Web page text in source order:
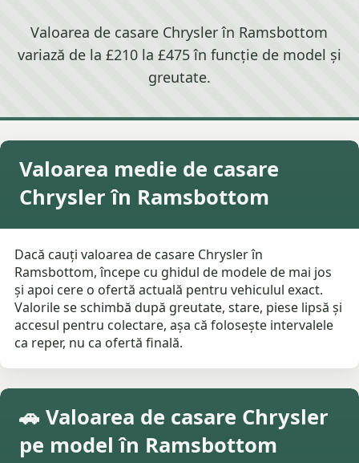
Valoarea de casare Chrysler în Ramsbottom
variază de la £210 la £475 în funcție de model și
greutate.
Valoarea medie de casare
Chrysler în Ramsbottom
Dacă cauți valoarea de casare Chrysler în
Ramsbottom, începe cu ghidul de modele de mai jos
și apoi cere o ofertă actuală pentru vehiculul exact.
Valorile se schimbă după greutate, stare, piese lipsă și
accesul pentru colectare, așa că folosește intervalele
ca reper, nu ca ofertă finală.
🚗 Valoarea de casare Chrysler
pe model în Ramsbottom